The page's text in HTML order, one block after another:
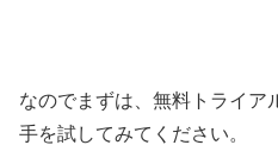
なのでまずは、無料トライア
手を試してみてください。